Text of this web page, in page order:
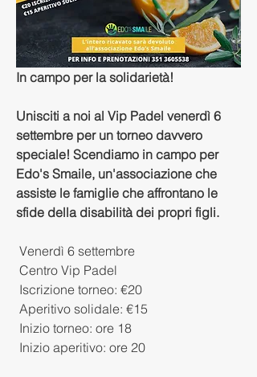
In campo per la solidarietà!
Unisciti a noi al Vip Padel venerdì 6
settembre per un torneo davvero
speciale! Scendiamo in campo per
Edo's Smaile, un'associazione che
assiste le famiglie che affrontano le
sfide della disabilità dei propri figli.
Venerdì 6 settembre
Centro Vip Padel
Iscrizione torneo: €20
Aperitivo solidale: €15
Inizio torneo: ore 18
Inizio aperitivo: ore 20